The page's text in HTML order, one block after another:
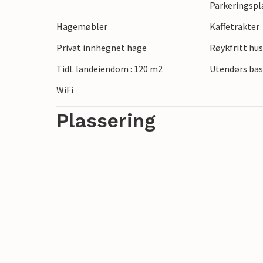
Planlegg dagsturer til strendene i
en tur til havnebyen Le Havre og
Slapp av sammen med dem du er glad i,
Hagemøbler Kaffetrakter
Privat innhegnet hage
Røykfritt hus
Tidl. landeiendom : 120 m2
Utendørs
WiFi
Plassering